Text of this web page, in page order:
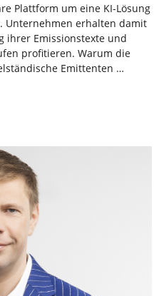
Plattform um eine KI-Lösung
Unternehmen erhalten damit
ihrer Emissionstexte und
profitieren. Warum die
Emittenten …